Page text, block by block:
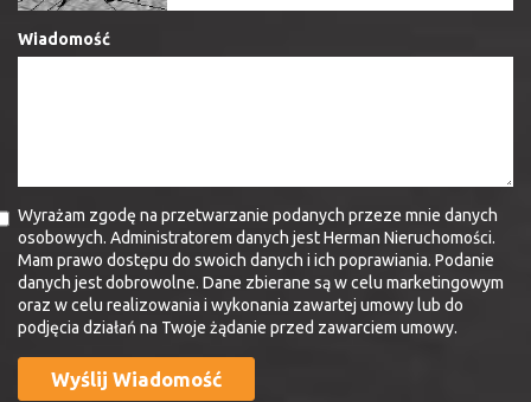
Wiadomość
Wyrażam zgodę na przetwarzanie podanych przeze mnie danych
osobowych. Administratorem danych jest Herman Nieruchomości.
Mam prawo dostępu do swoich danych i ich poprawiania. Podanie
danych jest dobrowolne. Dane zbierane są w celu marketingowym
oraz w celu realizowania i wykonania zawartej umowy lub do
podjęcia działań na Twoje żądanie przed zawarciem umowy.